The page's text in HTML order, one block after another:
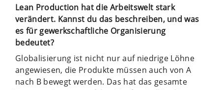
Lean Production hat die Arbeitswelt stark
verändert. Kannst du das beschreiben, und was
es für gewerkschaftliche Organisierung
bedeutet?
Globalisierung ist nicht nur auf niedrige Löhne
angewiesen, die Produkte müssen auch von A
nach B bewegt werden. Das hat das gesamte